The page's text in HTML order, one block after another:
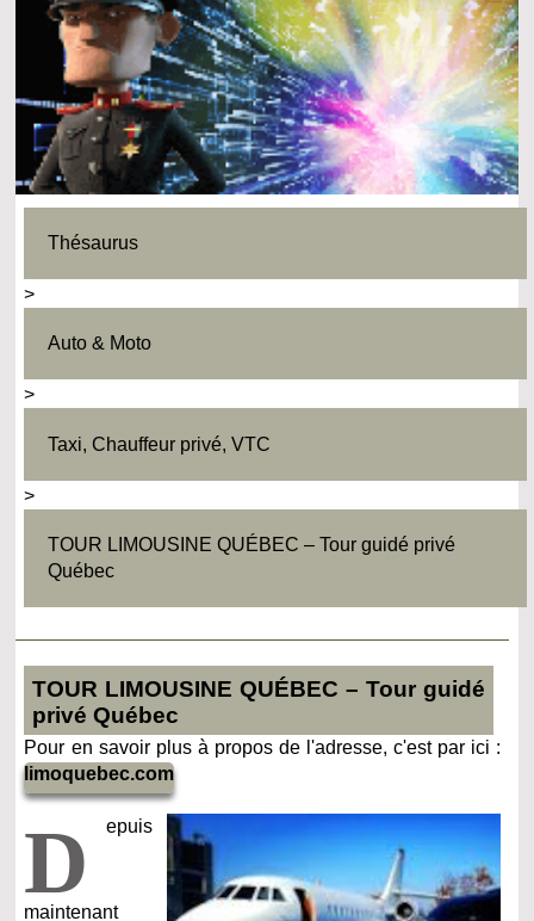
Thésaurus
>
Auto & Moto
>
Taxi, Chauffeur privé, VTC
>
TOUR LIMOUSINE QUÉBEC – Tour guidé privé
Québec
TOUR LIMOUSINE QUÉBEC – Tour guidé
privé Québec
Pour en savoir plus à propos de l'adresse, c'est par ici :
limoquebec.com
D epuis
maintenant